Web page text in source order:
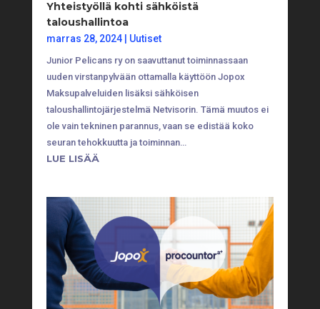
Yhteistyöllä kohti sähköistä
taloushallintoa
marras 28, 2024| Uutiset
Junior Pelicans ry on saavuttanut toiminnassaan
uuden virstanpylvään ottamalla käyttöön Jopox
Maksupalveluiden lisäksi sähköisen
taloushallintojärjestelmä Netvisorin. Tämä muutos ei
ole vain tekninen parannus, vaan se edistää koko
seuran tehokkuutta ja toiminnan…
LUE LISÄÄ